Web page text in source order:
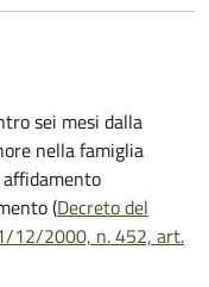
sei mesi dalla
nella famiglia
(Decreto del
12/2000, n. 452, art.